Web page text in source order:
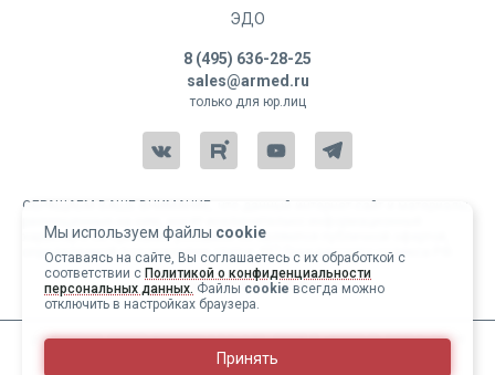
Мы используем файлы cookie
Оставаясь на сайте, Вы соглашаетесь с их обработкой с
соответствии с Политикой о конфиденциальности
персональных данных. Файлы cookie всегда можно
отключить в настройках браузера.
Принять
ЭДО
8 (495) 636-28-25
sales@armed.ru
только для юр.лиц
ОБРАЩАЕМ ВАШЕ ВНИМАНИЕ, что данный интернет-сайт и материалы,
характер и ни при каких условиях не являются публичной офертой,
определяемой положениями статьи 437 Гражданского кодекса РФ.
Copyright 2004-2026 © Армед
ИМЕЮТСЯ ПРОТИВОПОКАЗАНИЯ, ПЕРЕД ИСПОЛЬЗОВАНИЕМ
НЕОБХОДИМО ОЗНАКОМИТЬСЯ С ИНСТРУКЦИЕЙ И